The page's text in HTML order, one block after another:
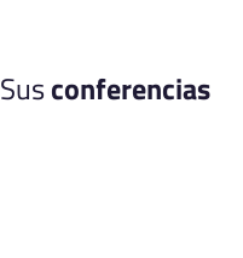
Susconferencias